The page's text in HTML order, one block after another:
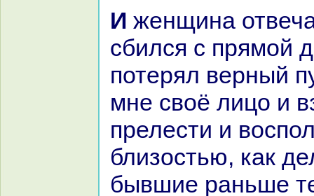
И женщинa отвечала: «О ты, что
сбился с прямой
потерял верный
мне своё лицо и
прелести и
близостью, как
бывшие paньше